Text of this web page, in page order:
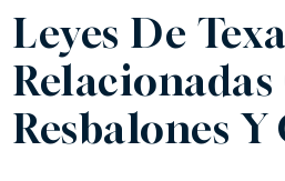
Leyes De
Relacionadas
Resbalones Y